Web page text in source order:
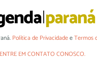
Política de PrivacidadeeTermos
ENTRE EM CONTATO CONOSCO.